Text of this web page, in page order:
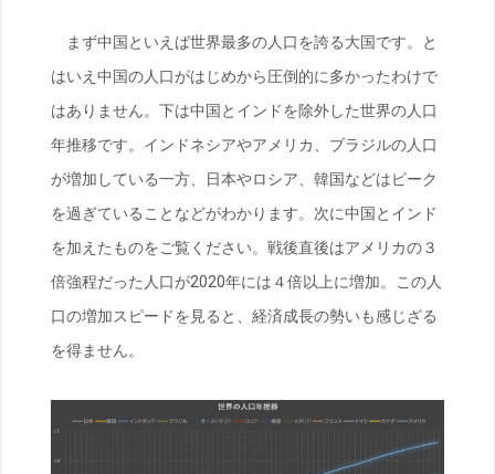
まず中国といえば世界最多の人口を誇る大国です。と
はいえ中国の人口がはじめから圧倒的に多かったわけで
はありません。下は中国とインドを除外した世界の人口
年推移です。インドネシアやアメリカ、ブラジルの人口
が増加している一方、日本やロシア、韓国などはピーク
を過ぎていることなどがわかります。次に中国とインド
を加えたものをご覧ください。戦後直後はアメリカの３
倍強程だった人口が2020年には４倍以上に増加。この人
口の増加スピードを見ると、経済成長の勢いも感じざる
を得ません。